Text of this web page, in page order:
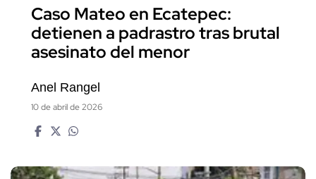
Caso Mateo en Ecatepec:
detienen a padrastro tras brutal
asesinato del menor
Anel Rangel
10 de abril de 2026